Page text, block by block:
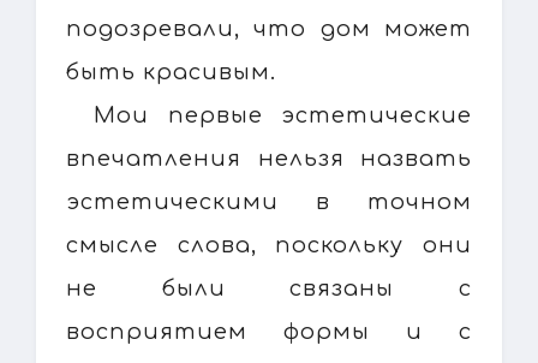
подозревали, что дом может
быть красивым.
Мои первые эстетические
впечатления нельзя назвать
эстетическими в точном
смысле слова, поскольку они
не были связаны с
восприятием формы и с